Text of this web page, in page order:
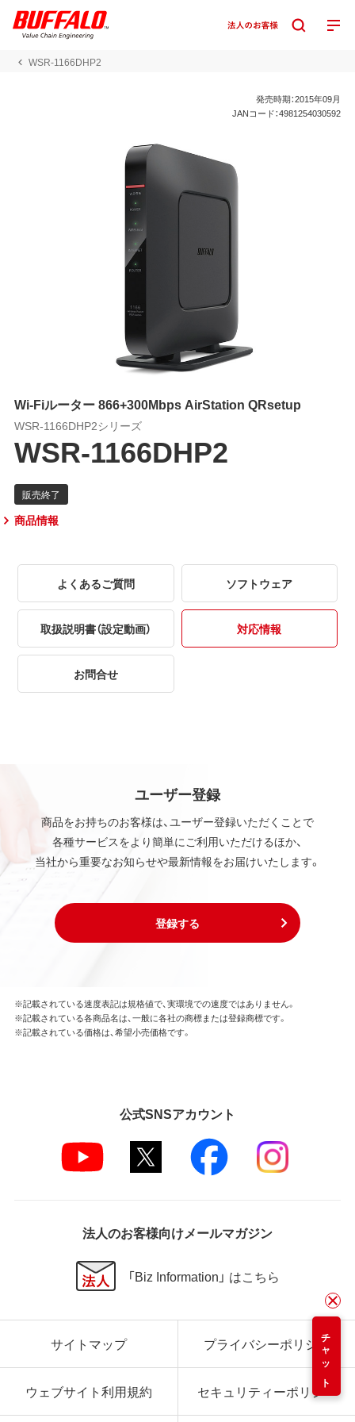
WSR-1166DHP2
発売時期：2015年09月
JANコード：4981254030592
Wi-Fiルーター 866+300Mbps AirStation QRsetup
WSR-1166DHP2シリーズ
WSR-1166DHP2
商品情報
よくあるご質問 ソフトウェア
取扱説明書（設定動画） 対応情報
お問合せ
ユーザー登録
商品をお持ちのお客様は、ユーザー登録いただくことで
各種サービスをより簡単にご利用いただけるほか、
当社から重要なお知らせや最新情報をお届けいたします。
登録する
チャット
※記載されている速度表記は規格値で、実環境での速度ではありません。
※記載されている各商品名は、一般に各社の商標または登録商標です。
※記載されている価格は、希望小売価格です。
公式SNSアカウント
法人のお客様向けメールマガジン
「Biz Information」 はこちら
サイトマップ プライバシーポリシー
ウェブサイト利用規約 セキュリティーポリシー